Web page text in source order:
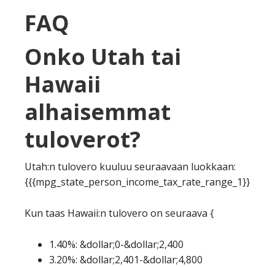
FAQ
Onko Utah tai
Hawaii
alhaisemmat
tuloverot?
Utah:n tulovero kuuluu seuraavaan luokkaan:
{{{mpg_state_person_income_tax_rate_range_1}}
Kun taas Hawaii:n tulovero on seuraava {
1.40%: &dollar;0-&dollar;2,400
3.20%: &dollar;2,401-&dollar;4,800